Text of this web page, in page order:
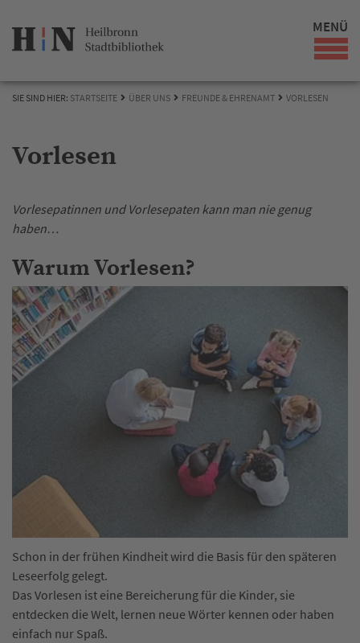
MENÜ
SIE SIND HIER: STARTSEITE ÜBER UNS FREUNDE & EHRENAMT VORLESEN
Vorlesen
Vorlesepatinnen und Vorlesepaten kann man nie genug
haben…
Warum Vorlesen?
Schon in der frühen Kindheit wird die Basis für den späteren
Leseerfolg gelegt.
Das Vorlesen ist eine Bereicherung für die Kinder, sie
entdecken die Welt, lernen neue Wörter kennen oder haben
einfach nur Spaß.